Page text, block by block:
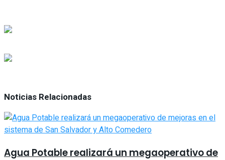
Noticias Relacionadas
Agua Potable realizará un megaoperativo de